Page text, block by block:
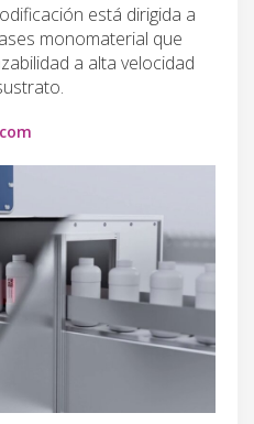
está dirigida a
monomaterial que
a alta velocidad